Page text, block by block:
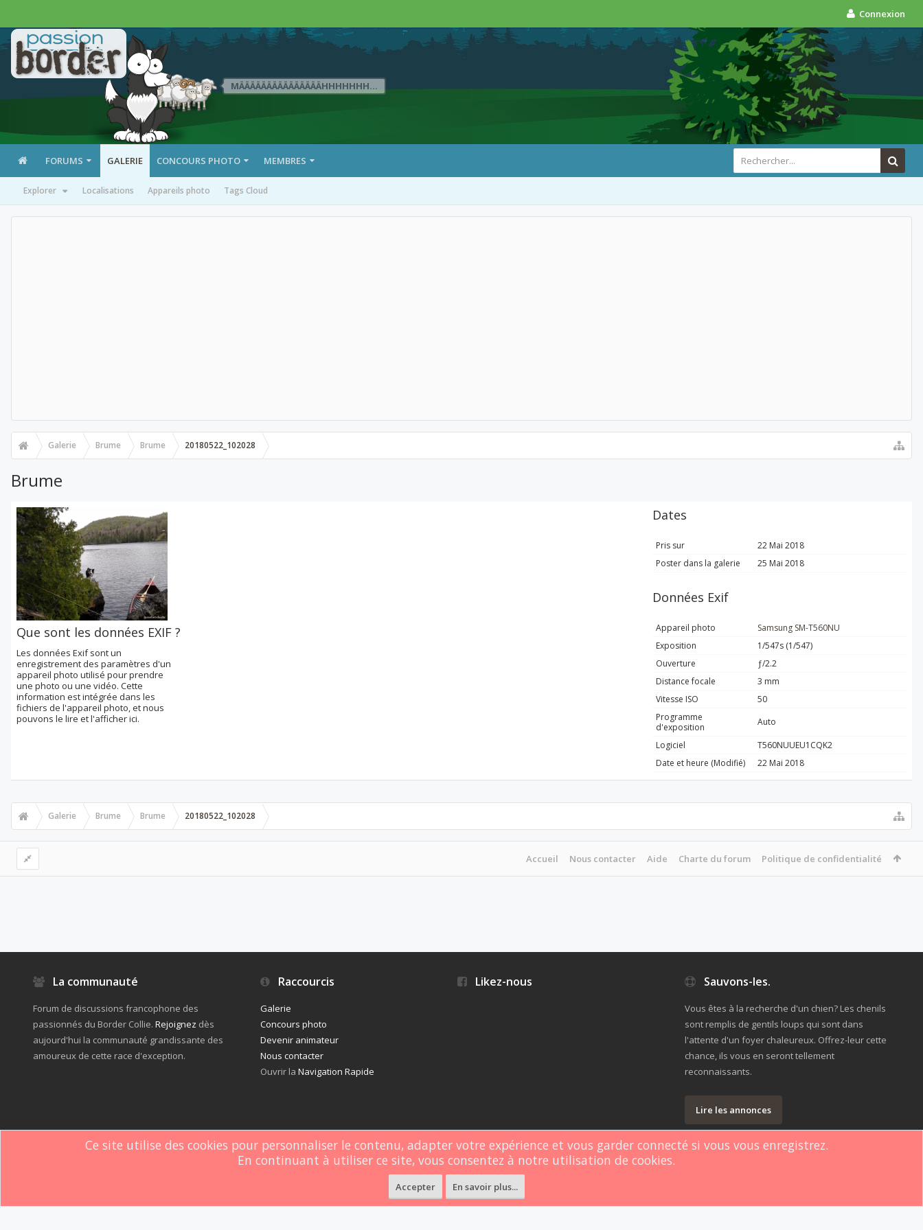
Connexion
MÄÄÄÄÄÄÄÄÄÄÄÄÄÄÄHHHHHHH...
FORUMS GALERIE
Explorer Localisations Appareils photo Tags Cloud
CONCOURS PHOTO MEMBRES
Galerie Brume Brume 20180522_102028
Brume
Que sont les données EXIF ?
Les données Exif sont un
enregistrement des paramètres d'un
appareil photo utilisé pour prendre
une photo ou une vidéo. Cette
information est intégrée dans les
fichiers de l'appareil photo, et nous
pouvons le lire et l'afficher ici.
Dates
Pris sur
22 Mai 2018
Poster dans la galerie
25 Mai 2018
Données Exif
Appareil photo
Samsung SM-T560NU
Exposition
1/547s (1/547)
Ouverture
ƒ/2.2
Distance focale
3 mm
Vitesse ISO
50
Programme
d'exposition
Auto
Logiciel
T560NUUEU1CQK2
Date et heure (Modifié)
22 Mai 2018
Galerie Brume Brume 20180522_102028
Accueil Nous contacter Aide Charte du forum Politique de confidentialité
La communauté
Forum de discussions francophone des
passionnés du Border Collie. Rejoignez dès
aujourd'hui la communauté grandissante des
amoureux de cette race d'exception.
Raccourcis
Galerie
Concours photo
Devenir animateur
Nous contacter
Ouvrir laNavigation Rapide
Likez-nous Sauvons-les.
Vous êtes à la recherche d'un chien? Les chenils
sont remplis de gentils loups qui sont dans
l'attente d'un foyer chaleureux. Offrez-leur cette
chance, ils vous en seront tellement
reconnaissants.
Lire les annonces
Webdomain.com.
Ce site utilise des cookies pour personnaliser le contenu, adapter votre expérience et vous garder connecté si vous vous enregistrez.
En continuant à utiliser ce site, vous consentez à notre utilisation de cookies.
Accepter En savoir plus...